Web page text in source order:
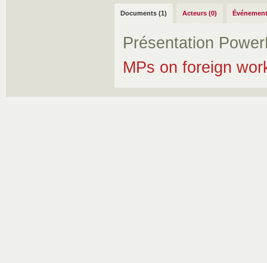
Documents (1) Acteurs (0)
Présentation
MPs on foreign